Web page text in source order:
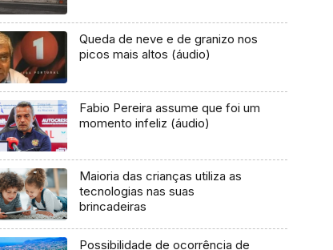
Queda de neve e de granizo nos
picos mais altos (áudio)
Fabio Pereira assume que foi um
momento infeliz (áudio)
Maioria das crianças utiliza as
tecnologias nas suas
brincadeiras
Possibilidade de ocorrência de